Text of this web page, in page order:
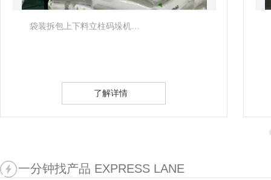
袋装拆包上下料立柱码垛机…
了解详情
一分钟找产品 EXPRESS LANE